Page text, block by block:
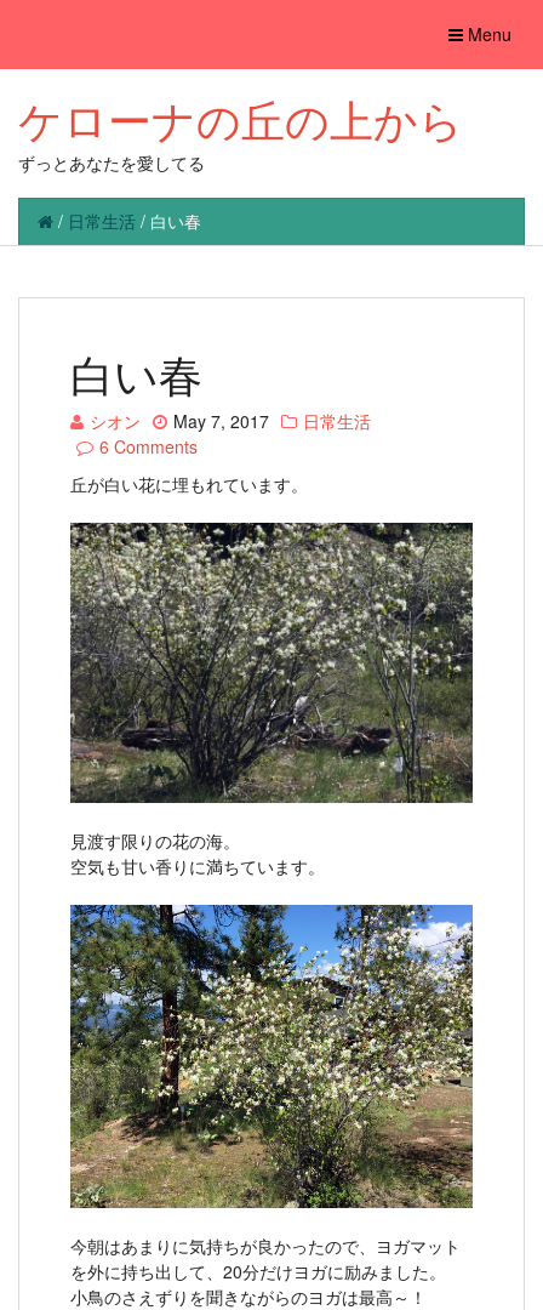
Toggle
Menu
ケローナの丘の上から
ずっとあなたを愛してる
/ 日常生活 / 白い春
白い春
シオン May 7, 2017
日常生活
6 Comments
丘が白い花に埋もれています。
見渡す限りの花の海。
空気も甘い香りに満ちています。
今朝はあまりに気持ちが良かったので、ヨガマット
を外に持ち出して、20分だけヨガに励みました。
小鳥のさえずりを聞きながらのヨガは最高～！